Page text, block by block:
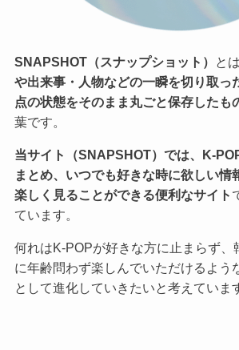
SNAPSHOT（スナップショット） とは
や出来事・人物などの一瞬を切り取っ
点の状態をそのまま丸ごと保存したも
葉です。
当サイト（SNAPSHOT）では、K-
まとめ、いつでも好きな時に欲しい情
楽しく見ることができる便利なサイト
ています。
何れはK-POPが好きな方に止まらず、
に年齢問わず楽しんでいただけるよう
として進化していきたいと考えていま